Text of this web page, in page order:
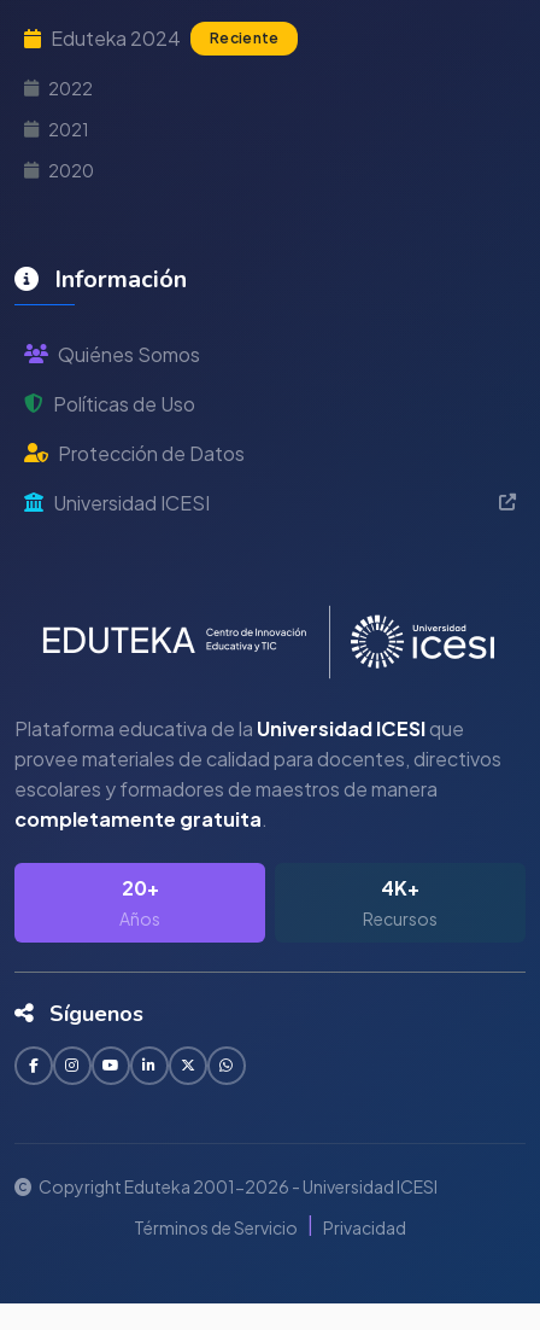
Eduteka 2024 Reciente
2022
2021
2020
Información
Quiénes Somos
Políticas de Uso
Protección de Datos
Universidad ICESI
Plataforma educativa de la Universidad ICESIque
provee materiales de calidad para docentes, directivos
escolares y formadores de maestros de manera
completamente gratuita.
20+
Años
4K+
Recursos
Síguenos
Copyright Eduteka 2001-2026 - Universidad ICESI
Términos de Servicio
Privacidad